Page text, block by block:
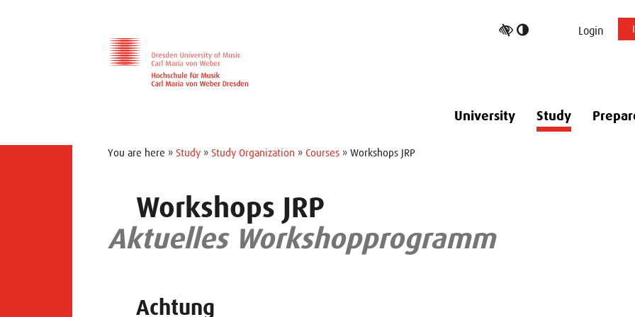
Login
University Study
You are here » Study » Study Organization » Courses » Workshops JRP
Workshops JRP
Aktuelles Workshopprogramm
Achtung